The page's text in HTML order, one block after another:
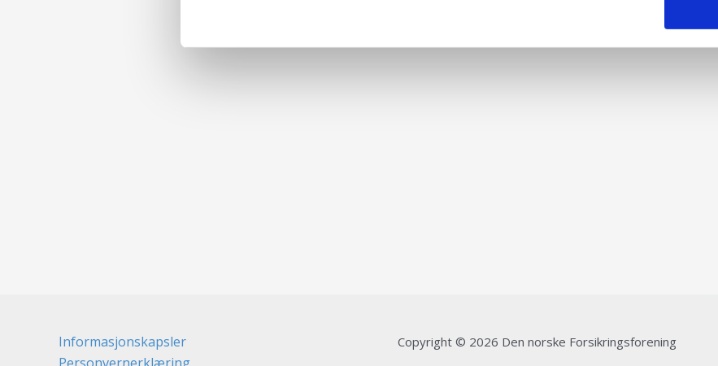
Informasjonskapsler
Copyright © 2026 Den norske Forsikringsforening